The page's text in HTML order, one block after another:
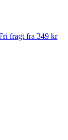
fragt fra 349 kr